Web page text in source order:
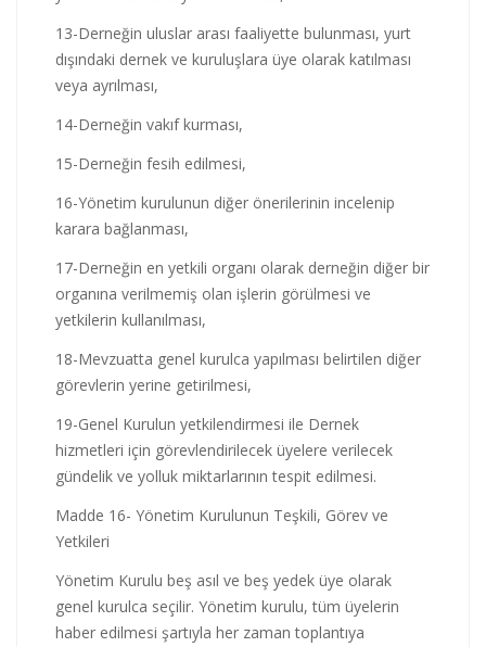
13-Derneğin uluslar arası faaliyette bulunması, yurt
dışındaki dernek ve kuruluşlara üye olarak katılması
veya ayrılması,
14-Derneğin vakıf kurması,
15-Derneğin fesih edilmesi,
16-Yönetim kurulunun diğer önerilerinin incelenip
karara bağlanması,
17-Derneğin en yetkili organı olarak derneğin diğer bir
organına verilmemiş olan işlerin görülmesi ve
yetkilerin kullanılması,
18-Mevzuatta genel kurulca yapılması belirtilen diğer
görevlerin yerine getirilmesi,
19-Genel Kurulun yetkilendirmesi ile Dernek
hizmetleri için görevlendirilecek üyelere verilecek
gündelik ve yolluk miktarlarının tespit edilmesi.
Madde 16- Yönetim Kurulunun Teşkili, Görev ve
Yetkileri
Yönetim Kurulu beş asıl ve beş yedek üye olarak
genel kurulca seçilir. Yönetim kurulu, tüm üyelerin
haber edilmesi şartıyla her zaman toplantıya